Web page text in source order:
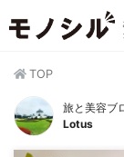
TOP
旅と美容ブ
Lotus